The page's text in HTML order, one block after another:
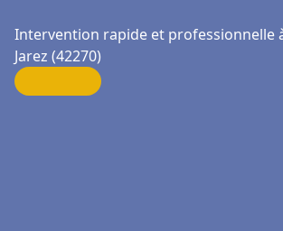
Intervention rapide et professionnelle
Jarez (42270)